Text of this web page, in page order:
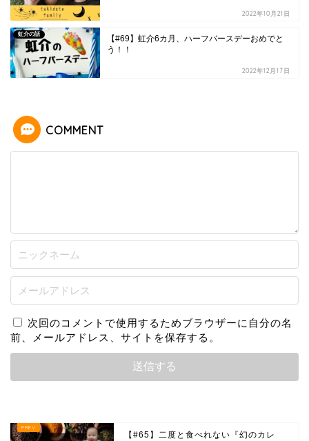
2022年10月21日
虹介の話
【#69】虹介6カ月、ハーフバースデーおめでと
う！！
2022年12月17日
COMMENT
次回のコメントで使用するためブラウザーに自分の名
前、メールアドレス、サイトを保存する。
【#65】二度と食べれない『幻のカレ